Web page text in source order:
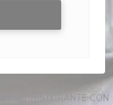
RISTORANTE CON